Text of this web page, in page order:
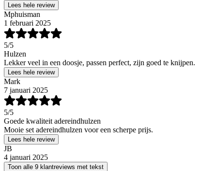
Lees hele review
Mphuisman
1 februari 2025
5/5
Hulzen
Lekker veel in een doosje, passen perfect, zijn goed te knijpen.
Lees hele review
Mark
7 januari 2025
5/5
Goede kwaliteit adereindhulzen
Mooie set adereindhulzen voor een scherpe prijs.
Lees hele review
JB
4 januari 2025
Toon alle 9 klantreviews met tekst